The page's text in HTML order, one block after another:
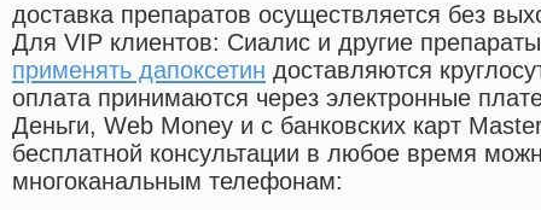
доставка препаратов осуществляется без
Для VIP клиентов: Сиалис и другие
применять дапоксетин доставляются
оплата принимаются через электронные
Деньги, Web Money и с банковских карт
бесплатной консультации в любое время
многоканальным телефонам: